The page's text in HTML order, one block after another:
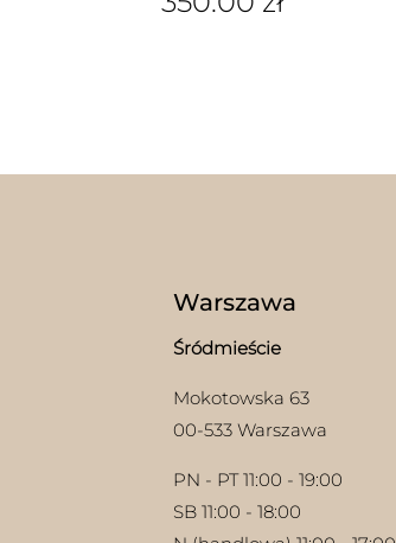
Warszawa
Śródmieście
Mokotowska 63
00-533 Warszawa
PN - PT 11:00 - 19:00
SB 11:00 - 18:00